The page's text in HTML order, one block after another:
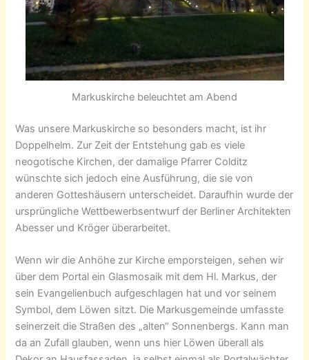
Markuskirche beleuchtet am Abend
Was unsere Markuskirche so besonders macht, ist ihr
Doppelhelm. Zur Zeit der Entstehung gab es viele
neogotische Kirchen, der damalige Pfarrer Colditz
wünschte sich jedoch eine Ausführung, die sie von
anderen Gotteshäusern unterscheidet. Daraufhin wurde der
ursprüngliche Wettbewerbsentwurf der Berliner Architekten
Abesser und Kröger überarbeitet.
Wenn wir die Anhöhe zur Kirche emporsteigen, sehen wir
über dem Portal ein Glasmosaik mit dem Hl. Markus, der
sein Evangelienbuch aufgeschlagen hat und vor seinem
Symbol, dem Löwen sitzt. Die Markusgemeinde umfasste
seinerzeit die Straßen des „alten“ Sonnenbergs. Kann man
da an Zufall glauben, wenn uns hier Löwen überall als